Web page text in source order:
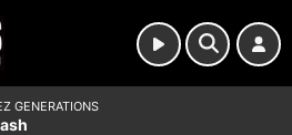
GENERATIONS